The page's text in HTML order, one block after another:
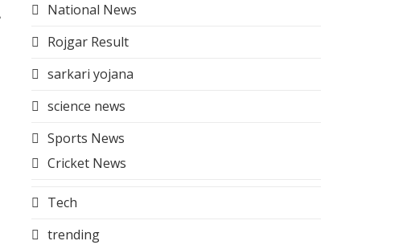
National News
Rojgar Result
sarkari yojana
science news
Sports News
Cricket News
Tech
trending